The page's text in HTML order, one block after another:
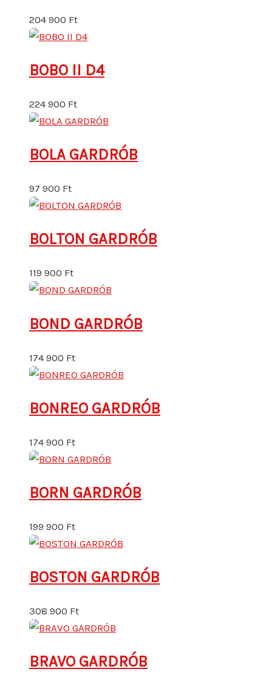
204 900 Ft
BOBO II D4
224 900 Ft
BOLA GARDRÓB
97 900 Ft
BOLTON GARDRÓB
119 900 Ft
BOND GARDRÓB
174 900 Ft
BONREO GARDRÓB
174 900 Ft
BORN GARDRÓB
199 900 Ft
BOSTON GARDRÓB
308 900 Ft
BRAVO GARDRÓB